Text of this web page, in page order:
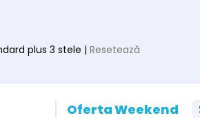
plus 3 stele | Resetează
Oferta Weekend